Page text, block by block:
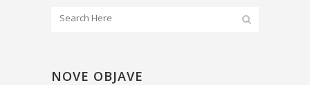
NOVE OBJAVE